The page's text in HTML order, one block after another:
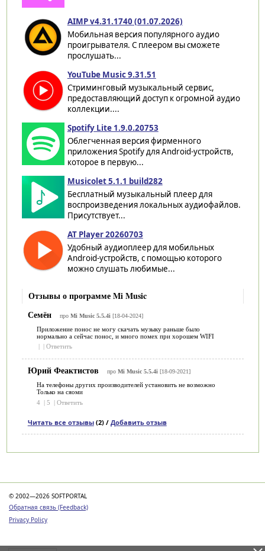
AIMP v4.31.1740 (01.07.2026)
Мобильная версия популярного аудио
проигрывателя. С плеером вы сможете
прослушать...
YouTube Music 9.31.51
Стриминговый музыкальный сервис,
предоставляющий доступ к огромной аудио
коллекции....
Spotify Lite 1.9.0.20753
Облегченная версия фирменного
приложения Spotify для Android-устройств,
которое в первую...
Musicolet 5.1.1 build282
Бесплатный музыкальный плеер для
воспроизведения локальных аудиофайлов.
Присутствует...
AT Player 20260703
Удобный аудиоплеер для мобильных
Android-устройств, с помощью которого
можно слушать любимые...
Отзывы о программе Mi Music
Семён
про Mi Music 5.5.4i [18-04-2024]
Приложение понос не могу скачать музыку раньше было
нормально а сейчас понос, и много помех при хорошем WIFI
Ответить
Юрий Феактистов про Mi Music 5.5.4i[18-09-2021]
На телефоны других производителей установить не возможно
Только на сяоми
4 | 5 | Ответить
Читать все отзывы(2) / Добавить отзыв
© 2002—2026 SOFTPORTAL
Обратная связь (Feedback)
Privacy Policy